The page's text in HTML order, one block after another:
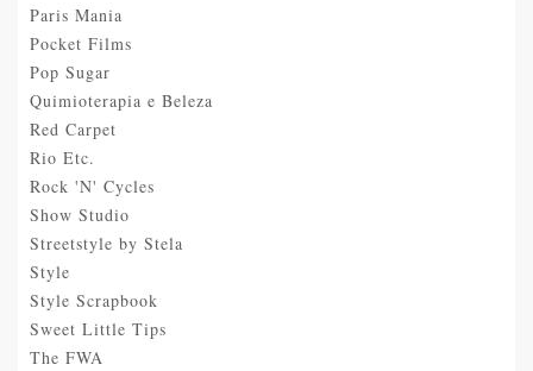
Paris Mania
Pocket Films
Pop Sugar
Quimioterapia e Beleza
Red Carpet
Rio Etc.
Rock 'N' Cycles
Show Studio
Streetstyle by Stela
Style
Style Scrapbook
Sweet Little Tips
The FWA